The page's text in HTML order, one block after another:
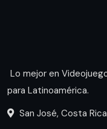
Lo mejor en
para Latinoamérica.
San José, Costa Rica